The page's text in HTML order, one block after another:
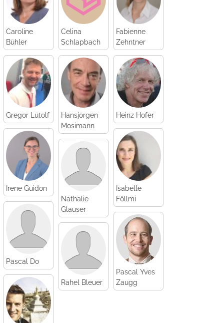
Caroline
Bühler
Celina
Schlapbach
Fabienne
Zehntner
Gregor Lütolf
Hansjörgen
Mosimann
Heinz Hofer
Irene Guidon
Isabelle
Föllmi
Nathalie
Glauser
Pascal Do
Pascal Yves
Zaugg
Rahel Bleuer